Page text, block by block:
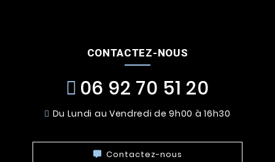
CONTACTEZ-NOUS
06 92 70 51 20
Du Lundi au Vendredi de 9h00 à 16h30
Contactez-nous